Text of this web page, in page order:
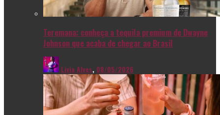
Teremana: conheça a tequila premium de Dwayne
Johnson que acaba de chegar ao Brasil
Livia Alves, 08/05/2026